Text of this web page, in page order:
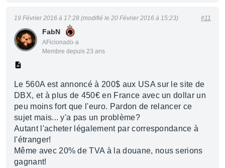
FabN
AFicionado·a
Membre depuis 23 ans
19 Février 2016 à 17:28 (modifié le 20 Février 2016 à 15:23) #11
Le 560A est annoncé à 200$ aux USA sur le site de
DBX, et à plus de 450€ en France avec un dollar un
peu moins fort que l'euro. Pardon de relancer ce
sujet mais... y'a pas un problème?
Autant l'acheter légalement par correspondance à
l'étranger!
Même avec 20% de TVA à la douane, nous serions
gagnant!